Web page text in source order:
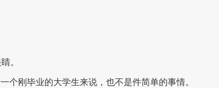
。
个刚毕业的大学生来说，也不是件简单的事情。